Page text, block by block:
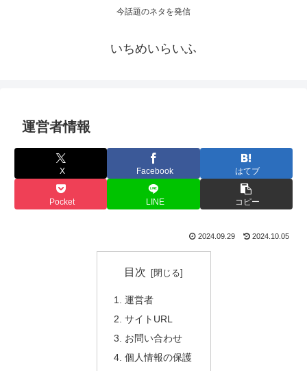
今話題のネタを発信
いちめいらいふ
運営者情報
X Facebook はてブ
Pocket LINE コピー
2024.09.29 2024.10.05
目次
運営者
サイトURL
お問い合わせ
個人情報の保護